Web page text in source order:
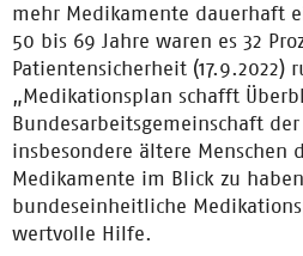
mehr Medikamente dauerhaft
50 bis 69 Jahre waren es 32
Patientensicherheit
„Medikationsplan schafft
Bundesarbeitsgemeinschaft
insbesondere ältere Menschen
Medikamente im Blick zu
bundeseinheitliche
wertvolle Hilfe.